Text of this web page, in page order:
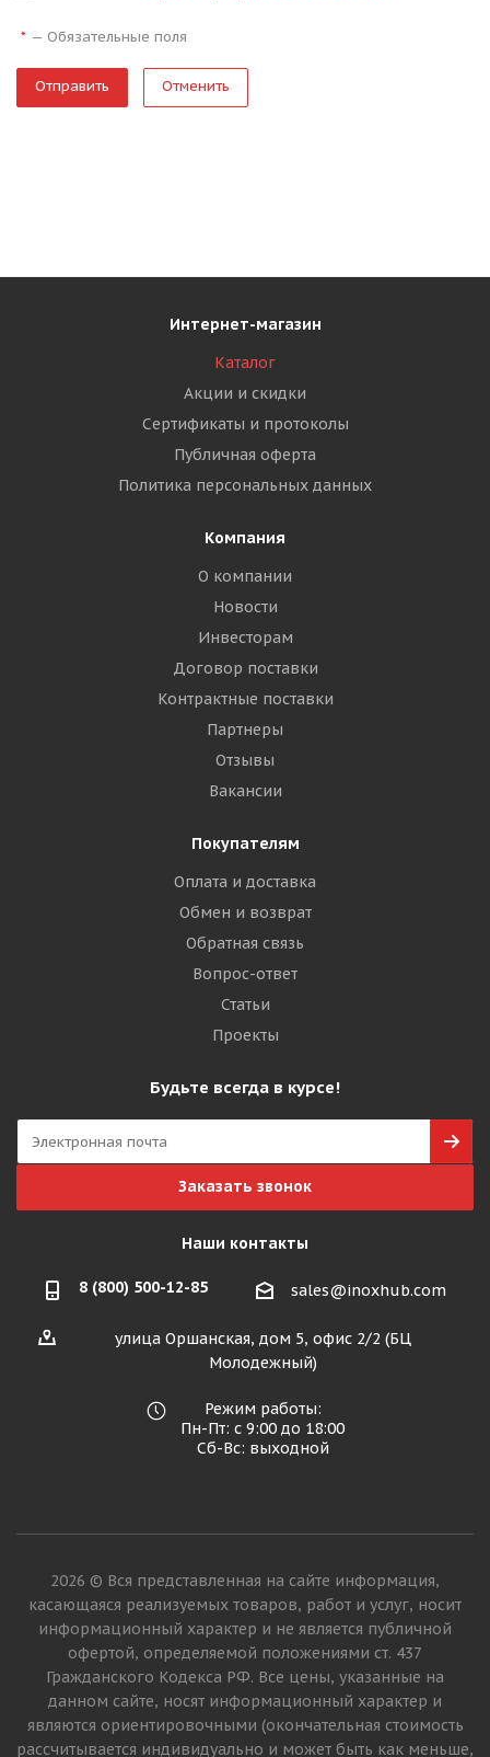
* — Обязательные поля
Отменить
Интернет-магазин
Каталог
Акции и скидки
Сертификаты и протоколы
Публичная оферта
Политика персональных данных
Компания
О компании
Новости
Инвесторам
Договор поставки
Контрактные поставки
Партнеры
Отзывы
Вакансии
Покупателям
Оплата и доставка
Обмен и возврат
Обратная связь
Вопрос-ответ
Статьи
Проекты
Будьте всегда в курсе!
Заказать звонок
Наши контакты
8 (800) 500-12-85 sales@inoxhub.com
улица Оршанская, дом 5, офис 2/2 (БЦ
Молодежный)
Режим работы:
Пн-Пт: с 9:00 до 18:00
Сб-Вс: выходной
2026 © Вся представленная на сайте информация,
касающаяся реализуемых товаров, работ и услуг, носит
информационный характер и не является публичной
офертой, определяемой положениями ст. 437
Гражданского Кодекса РФ. Все цены, указанные на
данном сайте, носят информационный характер и
являются ориентировочными (окончательная стоимость
рассчитывается индивидуально и может быть как меньше,